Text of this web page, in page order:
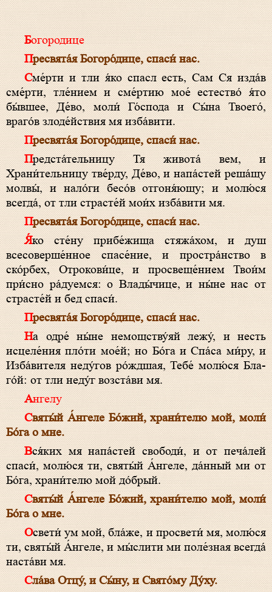
Богородице
Пре­свя­та́я Бо­го­ро́­ди­це, спа­си́ нас.
Сме́рти и тли я́ко спас­л есть, Сам Ся изда́в
сме́рти, тле́нием и сме́ртию мое́ естество́ я́то
бы́вшее, Де́­во, моли́ Го́с­по­да и Сы́­на Твоего́,
враго́в злоде́йствия мя изба́вити.
Пре­свя­та́я Бо­го­ро́­ди­це, спа­си́ нас.
Предста́тельницу Тя живота́ вем, и
Храни́тельницу тве́рду, Де́­во, и напа́стей реша́щу
молвы́, и нало́ги бесо́в отгоня́ющу; и молю́ся
всегда́, от тли страсте́й мои́х изба́вити мя.
Пре­свя­та́я Бо­го­ро́­ди­це, спа­си́ нас.
Я́ко сте́ну прибе́жища стяжа́хом, и душ
всесоверше́нное спа­се́ние, и простра́нство в
ско́рбех, Отрокови́це, и просвеще́нием Твои́м
при́сно ра́дуемся: о Вла­ды́­чи­це, и ны́не нас от
страсте́й и бед спа­си́.
Пре­свя­та́я Бо­го­ро́­ди­це, спа­си́ нас.
На одре́ ны́не немощству́яй лежу́, и несть
исцеле́ния пло́ти мое́й; но Бо́­га и Спа́­са ми́ру, и
Изба́вителя неду́гов ро́ждшая, Тебе́ молю́ся Бла­
го́й: от тли неду́г возста́ви мя.
Ангелу
Свя­ты́й А́н­ге­ле Бо́­жий, храни́телю мой, моли́
Бо́­га о мне.
Вся́ких мя напа́стей свободи́, и от печа́лей
спа­си́, молю́ся ти, свя­ты́й А́н­ге­ле, да́нный ми от
Бо́­га, храни́телю мой до́брый.
Свя­ты́й А́н­ге­ле Бо́­жий, храни́телю мой, моли́
Бо́­га о мне.
Освети́ ум мой, бла́­же, и просвети́ мя, молю́ся
ти, свя­ты́й А́н­ге­ле, и мы́слити ми поле́зная всегда́
наста́ви мя.
Сла́ва От­цу́, и Сы́­ну, и Свя­то́­му Ду́­ху.